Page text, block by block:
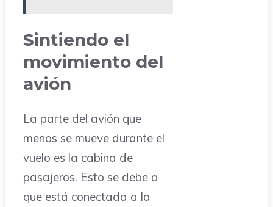
Sintiendo el
movimiento del
avión
La parte del avión que
menos se mueve durante el
vuelo es la cabina de
pasajeros. Esto se debe a
que está conectada a la